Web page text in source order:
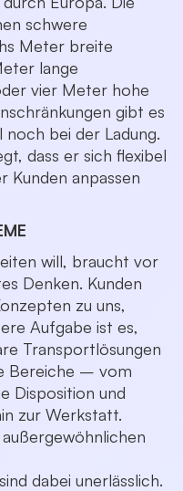
schwere
Meter breite
lange
vier Meter hohe
gibt es
bei der Ladung.
dass er sich flexibel
Kunden anpassen
will, braucht vor
Denken. Kunden
zu uns,
Aufgabe ist es,
Transportlösungen
Bereiche – vom
Disposition und
zur Werkstatt.
dabei unerlässlich.